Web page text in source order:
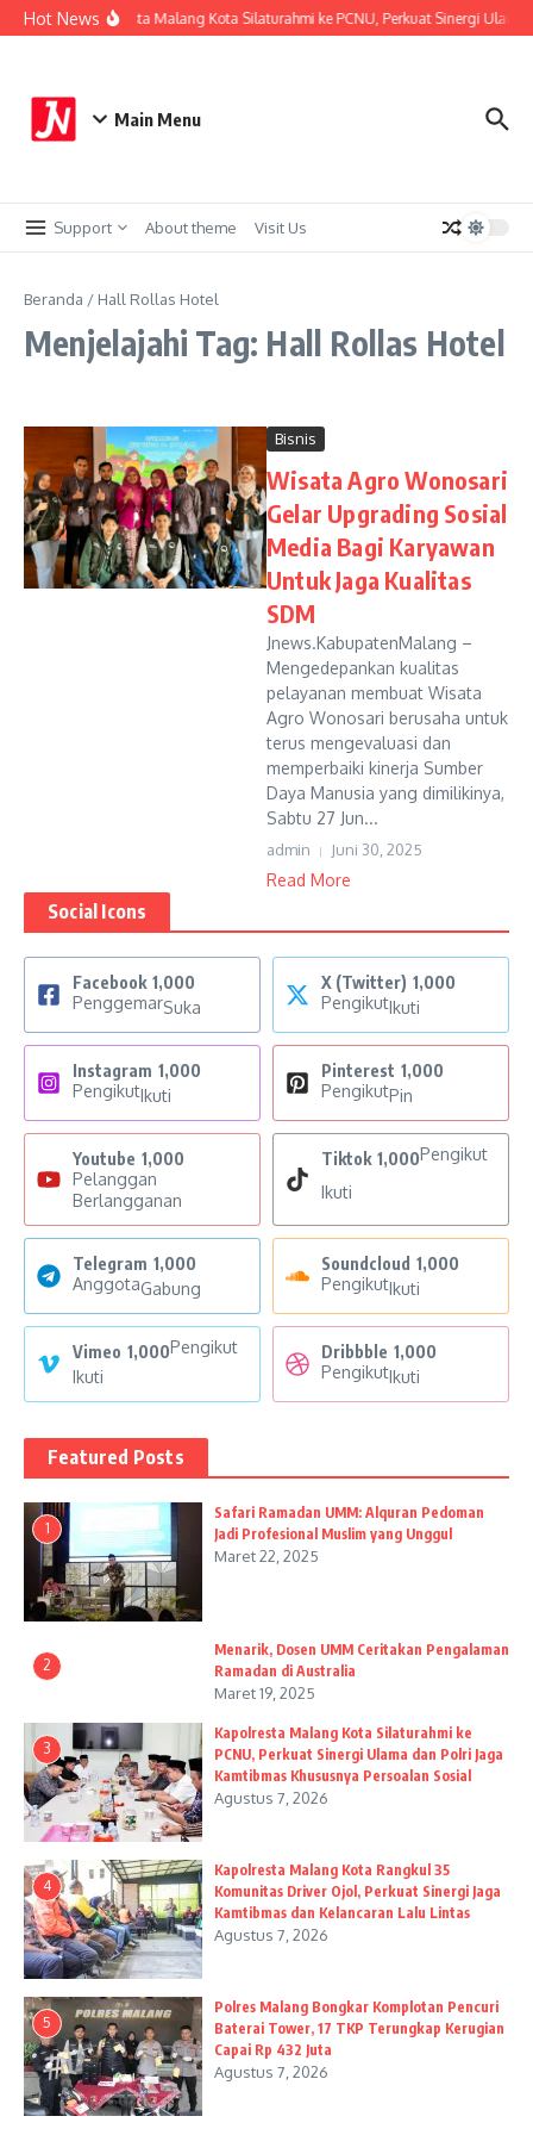
Lewati ke konten
Hot NewsKapolresta Malang Kota Silaturahmi ke PCNU, Perkuat Sinergi Ulama
Main Menu
Support About theme Visit Us
Beranda / Hall Rollas Hotel
Menjelajahi Tag: Hall Rollas Hotel
Bisnis
Wisata Agro Wonosari
Gelar Upgrading Sosial
Media Bagi Karyawan
Untuk Jaga Kualitas
SDM
Jnews.KabupatenMalang –
Mengedepankan kualitas
pelayanan membuat Wisata
Agro Wonosari berusaha untuk
terus mengevaluasi dan
memperbaiki kinerja Sumber
Daya Manusia yang dimilikinya,
Sabtu 27 Jun...
admin Juni 30, 2025
Read More
Social Icons
Facebook 1,000
PenggemarSuka
X (Twitter) 1,000
PengikutIkuti
Instagram 1,000
PengikutIkuti
Pinterest 1,000
PengikutPin
Youtube 1,000
Pelanggan
Berlangganan
Tiktok 1,000Pengikut
Ikuti
Telegram 1,000
AnggotaGabung
Soundcloud 1,000
PengikutIkuti
Vimeo 1,000Pengikut
Ikuti
Dribbble 1,000
PengikutIkuti
Featured Posts
1
Safari Ramadan UMM: Alquran Pedoman
Jadi Profesional Muslim yang Unggul
Maret 22, 2025
2
Menarik, Dosen UMM Ceritakan Pengalaman
Ramadan di Australia
Maret 19, 2025
3
Kapolresta Malang Kota Silaturahmi ke
PCNU, Perkuat Sinergi Ulama dan Polri Jaga
Kamtibmas Khususnya Persoalan Sosial
Agustus 7, 2026
4
Kapolresta Malang Kota Rangkul 35
Komunitas Driver Ojol, Perkuat Sinergi Jaga
Kamtibmas dan Kelancaran Lalu Lintas
Agustus 7, 2026
5
Polres Malang Bongkar Komplotan Pencuri
Baterai Tower, 17 TKP Terungkap Kerugian
Capai Rp 432 Juta
Agustus 7, 2026